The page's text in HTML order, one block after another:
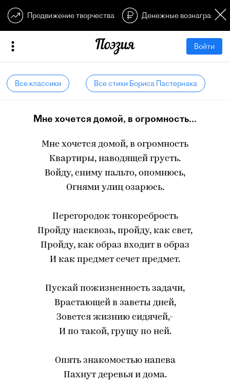
Продвижение творчества Денежные
Войти
Все классики Все стихи Бориса Пастернака
Мне хочется домой, в огромность...
Мне хочется домой, в огромность
Квартиры, наводящей грусть.
Войду, сниму пальто, опомнюсь,
Огнями улиц озарюсь.
Перегородок тонкоребрость
Пройду насквозь, пройду, как свет,
Пройду, как образ входит в образ
И как предмет сечет предмет.
Пускай пожизненность задачи,
Врастающей в заветы дней,
Зовется жизнию сидячей,-
И по такой, грущу по ней.
Опять знакомостью напева
Пахнут деревья и дома.